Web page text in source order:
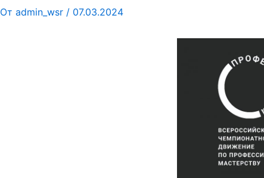
От admin_wsr / 07.03.2024